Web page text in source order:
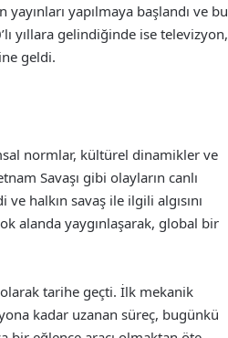
yapılmaya başlandı ve bu
yıllara gelindiğinde ise televizyon,
geldi.
normlar, kültürel dinamikler ve
Savaşı gibi olayların canlı
halkın savaş ile ilgili algısını
alanda yaygınlaşarak, global bir
tarihe geçti. İlk mekanik
kadar uzanan süreç, bugünkü